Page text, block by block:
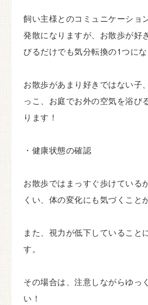
飼い主様とのコミュニケーショ
発散になりますが、お散歩が好
びるだけでも気分転換の1つにな
お散歩があまり好きではない子
っこ、お庭でお外の空気を浴び
ります！
・健康状態の確認
お散歩ではまっすぐ歩けている
くい、体の変化にも気づくこと
また、視力が低下していること
す。
その場合は、注意しながらゆっ
い！